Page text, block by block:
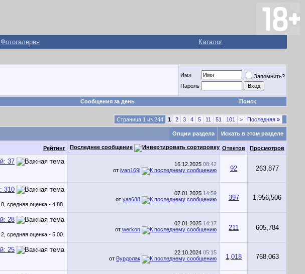
Фотогалерея Каталог
Имя
Запомнить?
Пароль
Сообщения за день Поиск
Страница 1 из 244 1 2 3 4 5 11 51 101 > Последняя »
Опции раздела Искать в этом разделе
Рейтинг Последнее сообщение Ответов Просмотров
16.12.2025 08:42
от ivan169i 92 263,877
07.01.2025 14:59
от уаз688 397 1,956,506
02.01.2025 14:17
от werkon 211 605,784
22.10.2024 05:15
от Вурдолак 1,018 768,063